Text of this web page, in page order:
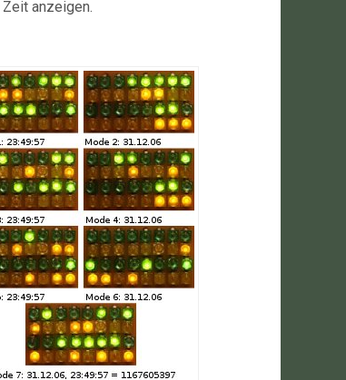
anzeigen.